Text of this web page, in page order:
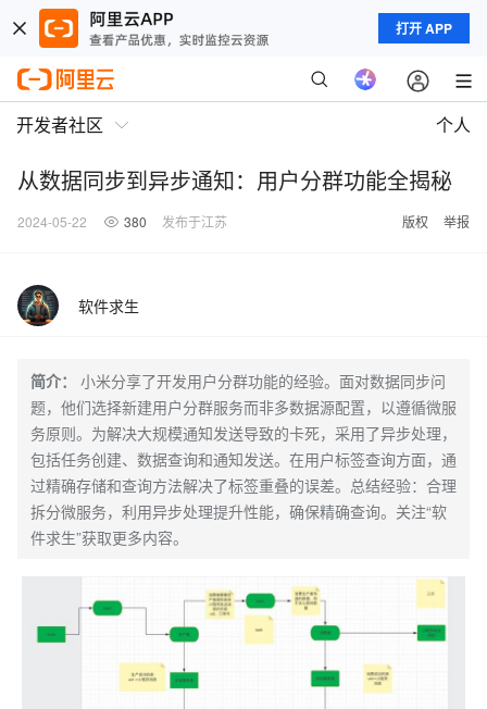
打开 APP
开发者社区 个人
从数据同步到异步通知：用户分群功能全揭秘
2024-05-22 380 发布于江苏 版权 举报
软件求生
简介：
小米分享了开发用户分群功能的经验。面对数据同步问
题，他们选择新建用户分群服务而非多数据源配置，以遵循微服
务原则。为解决大规模通知发送导致的卡死，采用了异步处理，
包括任务创建、数据查询和通知发送。在用户标签查询方面，通
过精确存储和查询方法解决了标签重叠的误差。总结经验：合理
拆分微服务，利用异步处理提升性能，确保精确查询。关注“软
件求生”获取更多内容。